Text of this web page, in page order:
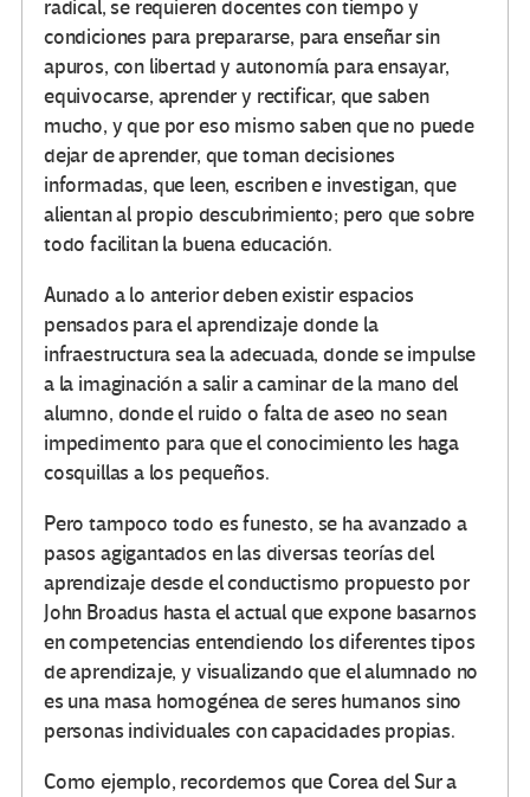
radical, se requieren docentes con tiempo y
condiciones para prepararse, para enseñar sin
apuros, con libertad y autonomía para ensayar,
equivocarse, aprender y rectificar, que saben
mucho, y que por eso mismo saben que no puede
dejar de aprender, que toman decisiones
informadas, que leen, escriben e investigan, que
alientan al propio descubrimiento; pero que sobre
todo facilitan la buena educación.
Aunado a lo anterior deben existir espacios
pensados para el aprendizaje donde la
infraestructura sea la adecuada, donde se impulse
a la imaginación a salir a caminar de la mano del
alumno, donde el ruido o falta de aseo no sean
impedimento para que el conocimiento les haga
cosquillas a los pequeños.
Pero tampoco todo es funesto, se ha avanzado a
pasos agigantados en las diversas teorías del
aprendizaje desde el conductismo propuesto por
John Broadus hasta el actual que expone basarnos
en competencias entendiendo los diferentes tipos
de aprendizaje, y visualizando que el alumnado no
es una masa homogénea de seres humanos sino
personas individuales con capacidades propias.
Como ejemplo, recordemos que Corea del Sur a